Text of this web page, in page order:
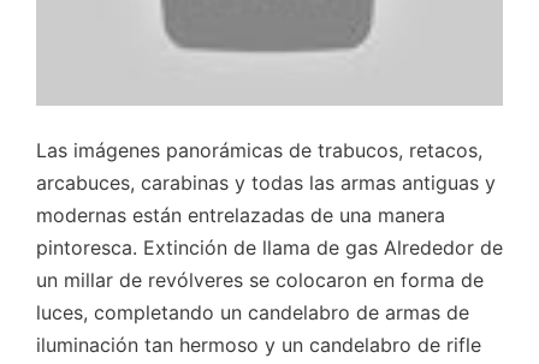
Las imágenes panorámicas de trabucos, retacos,
arcabuces, carabinas y todas las armas antiguas y
modernas están entrelazadas de una manera
pintoresca. Extinción de llama de gas Alrededor de
un millar de revólveres se colocaron en forma de
luces, completando un candelabro de armas de
iluminación tan hermoso y un candelabro de rifle